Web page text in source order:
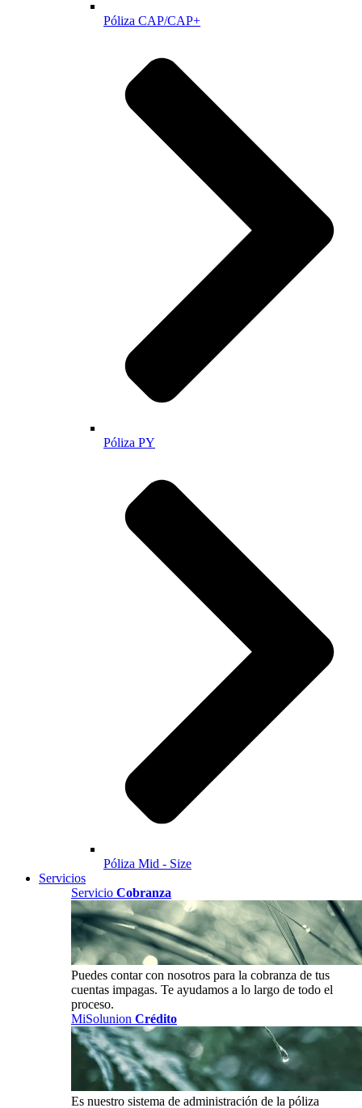
Póliza CAP/CAP+
Póliza PY
Póliza Mid - Size
Servicios
Servicio Cobranza
Puedes contar con nosotros para la cobranza de tus
cuentas impagas. Te ayudamos a lo largo de todo el
proceso.
MiSolunion Crédito
Es nuestro sistema de administración de la póliza